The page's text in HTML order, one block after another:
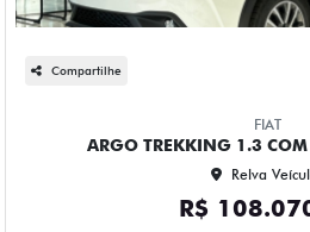
Compartilhe
FIAT
ARGO TREKKING 1.3
Relva
R$